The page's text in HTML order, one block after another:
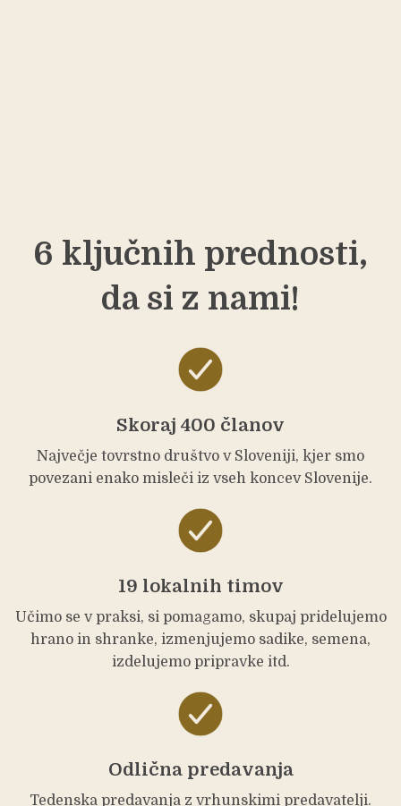
6 ključnih prednosti,
da si z nami!
Skoraj 400 članov
Največje tovrstno društvo v Sloveniji, kjer smo
povezani enako misleči iz vseh koncev Slovenije.
19 lokalnih timov
Učimo se v praksi, si pomagamo, skupaj pridelujemo
hrano in shranke, izmenjujemo sadike, semena,
izdelujemo pripravke itd.
Odlična predavanja
Tedenska predavanja z vrhunskimi predavatelji.